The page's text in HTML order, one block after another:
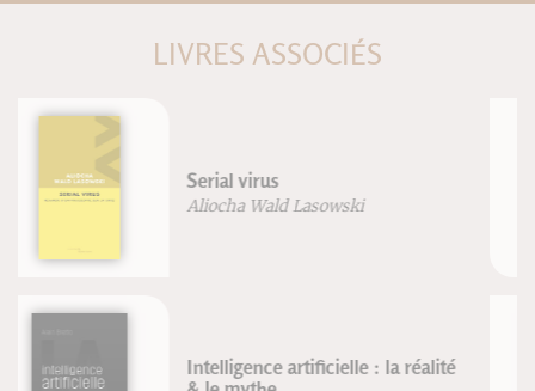
LIVRES ASSOCIÉS
moxibustion
Dr. G. Guillaume
La gestion du stress